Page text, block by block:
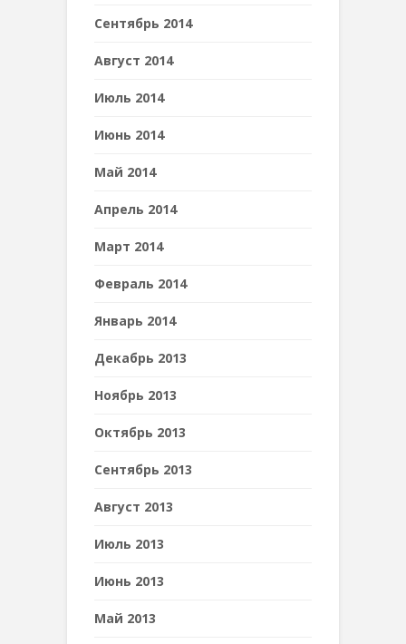
Сентябрь 2014
Август 2014
Июль 2014
Июнь 2014
Май 2014
Апрель 2014
Март 2014
Февраль 2014
Январь 2014
Декабрь 2013
Ноябрь 2013
Октябрь 2013
Сентябрь 2013
Август 2013
Июль 2013
Июнь 2013
Май 2013